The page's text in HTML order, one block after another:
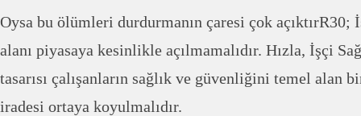
Oysa bu ölümleri durdurmanın çaresi çok açıktırR30;
alanı piyasaya kesinlikle açılmamalıdır. Hızla, İşçi
tasarısı çalışanların sağlık ve güvenliğini temel alan
iradesi ortaya koyulmalıdır.